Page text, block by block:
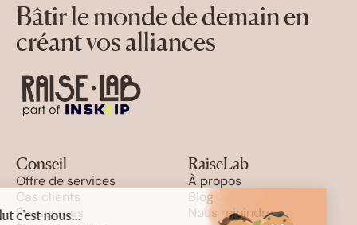
Bâtir le monde de demain en
créant vos alliances
Conseil
Offre de services
Cas clients
Ressources
RaiseLab
À propos
Blog
Nous rejoindre
Salut c'est nous...